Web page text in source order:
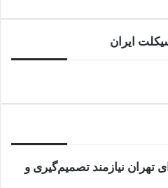
ایران
تهران نیازمند تصمیم‌گیری و